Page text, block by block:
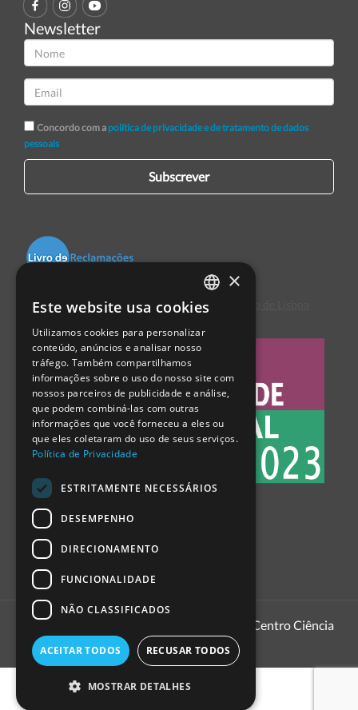
Newsletter
Concordo com a política de privacidade e de tratamento de dados
pessoais
Subscrever
Centro de Arbitragem de Conflitos de Consumo de Lisboa
1999 - 2026
Pavilhão do Conhecimento | Centro Ciência
PORTUGUESE
ENGLISH
SPANISH
×
Este website usa cookies
Utilizamos cookies para personalizar
conteúdo, anúncios e analisar nosso
tráfego. Também compartilhamos
informações sobre o uso do nosso site com
nossos parceiros de publicidade e análise,
que podem combiná-las com outras
informações que você forneceu a eles ou
que eles coletaram do uso de seus serviços.
Política de Privacidade
ESTRITAMENTE NECESSÁRIOS
DESEMPENHO
DIRECIONAMENTO
FUNCIONALIDADE
NÃO CLASSIFICADOS
ACEITAR TODOS RECUSAR TODOS
MOSTRAR DETALHES